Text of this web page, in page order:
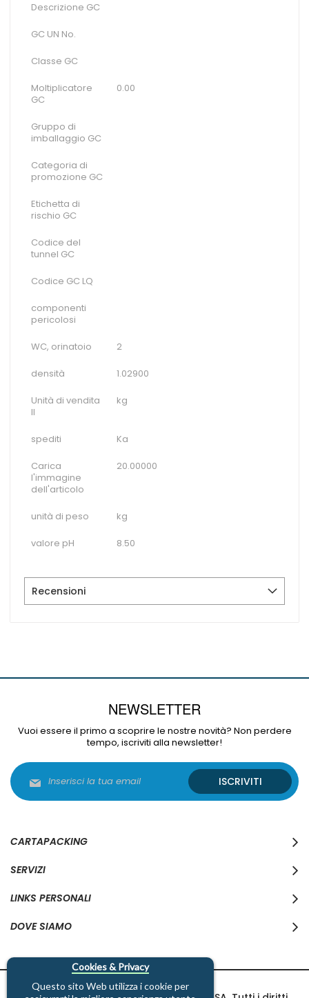
Cookies & Privacy
Questo sito Web utilizza i cookie per
Descrizione GC
GC UN No.
Classe GC
Moltiplicatore
GC
0.00
Gruppo di
imballaggio GC
Categoria di
promozione GC
Etichetta di
rischio GC
Codice del
tunnel GC
Codice GC LQ
componenti
pericolosi
WC, orinatoio 2
densità 1.02900
Unità di vendita
II
kg
spediti Ka
Carica
l'immagine
dell'articolo
20.00000
unità di peso kg
valore pH 8.50
Recensioni
NEWSLETTER
Vuoi essere il primo a scoprire le nostre novità? Non perdere
tempo, iscriviti alla newsletter!
alla
nostra
ISCRIVITI
CARTAPACKING
SERVIZI
LINKS PERSONALI
DOVE SIAMO